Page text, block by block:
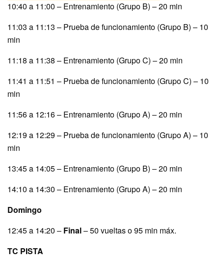
10:40 a 11:00 – Entrenamiento (Grupo B) – 20 min
11:03 a 11:13 – Prueba de funcionamiento (Grupo B) – 10
min
11:18 a 11:38 – Entrenamiento (Grupo C) – 20 min
11:41 a 11:51 – Prueba de funcionamiento (Grupo C) – 10
min
11:56 a 12:16 – Entrenamiento (Grupo A) – 20 min
12:19 a 12:29 – Prueba de funcionamiento (Grupo A) – 10
min
13:45 a 14:05 – Entrenamiento (Grupo B) – 20 min
14:10 a 14:30 – Entrenamiento (Grupo A) – 20 min
Domingo
12:45 a 14:20 – Final– 50 vueltas o 95 min máx.
TC PISTA